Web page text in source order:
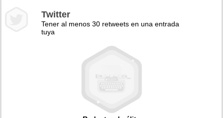
Twitter
Tener al menos 30 retweets en una entrada
tuya